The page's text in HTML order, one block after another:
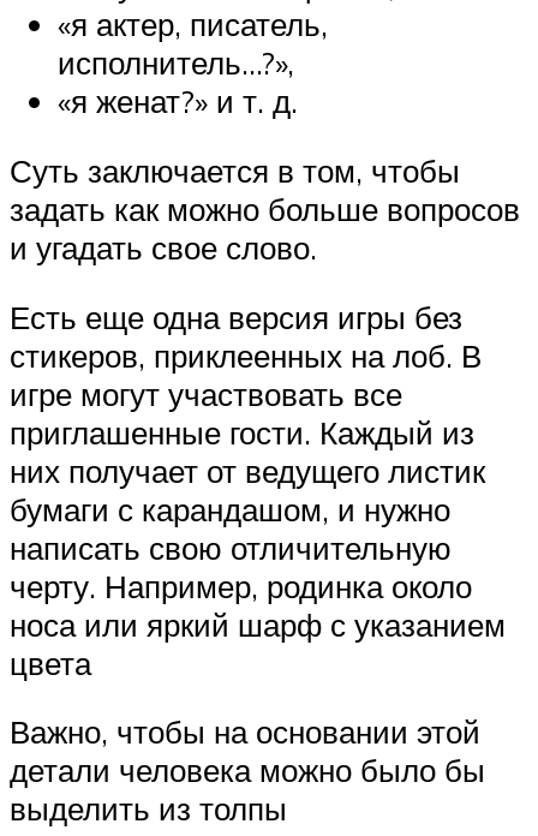
«я актер, писатель,
исполнитель…?»,
«я женат?» и т. д.
Суть заключается в том, чтобы
задать как можно больше вопросов
и угадать свое слово.
Есть еще одна версия игры без
стикеров, приклеенных на лоб. В
игре могут участвовать все
приглашенные гости. Каждый из
них получает от ведущего листик
бумаги с карандашом, и нужно
написать свою отличительную
черту. Например, родинка около
носа или яркий шарф с указанием
цвета
Важно, чтобы на основании этой
детали человека можно было бы
выделить из толпы